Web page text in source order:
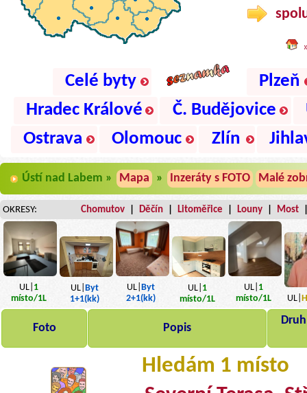
Celé byty
Plzeň
Hradec Králové
Č. Budějovice
Ostrava
Olomouc Zlín
Ústí nad Labem » Mapa » Inzeráty s FOTO Malé
OKRESY: Chomutov Děčín Litoměřice Louny Most
UL| 1
místo/1L
UL|
Byt
1+1(kk)
UL|
Byt
2+1(kk)
UL|
1
místo/1L
UL| 1
místo/1L UL|
Foto Popis
Hledám 1 místo